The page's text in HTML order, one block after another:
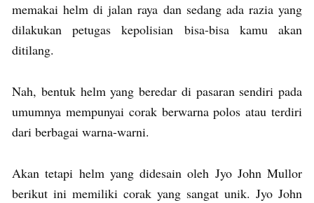
memakai helm di jalan raya dan sedang ada razia yang
dilakukan petugas kepolisian bisa-bisa kamu akan
ditilang.
Nah, bentuk helm yang beredar di pasaran sendiri pada
umumnya mempunyai corak berwarna polos atau terdiri
dari berbagai warna-warni.
Akan tetapi helm yang didesain oleh Jyo John Mullor
berikut ini memiliki corak yang sangat unik. Jyo John